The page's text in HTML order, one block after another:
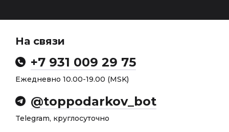
На связи
+7 931 009 29 75
Ежедневно 10.00-19.00 (MSK)
@toppodarkov_bot
Telegram, круглосуточно